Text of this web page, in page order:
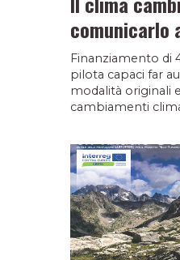
comunicarlo
Finanziamento di
pilota capaci far
modalità originali
cambiamenti